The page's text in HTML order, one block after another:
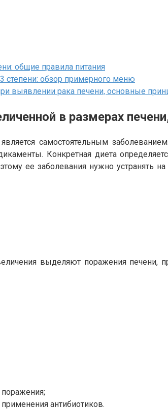
общие правила питания
степени: обзор примерного меню
выявлении рака печени, основные
в размерах
самостоятельным
Конкретная диета
ее заболевания нужно
выделяют поражения печени,
антибиотиков.